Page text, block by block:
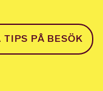
TIPS PÅ BESÖK